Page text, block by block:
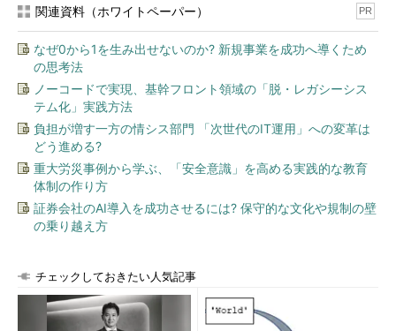
関連資料（ホワイトペーパー） PR
なぜ0から1を生み出せないのか? 新規事業を成功へ導くため
の思考法
ノーコードで実現、基幹フロント領域の「脱・レガシーシス
テム化」実践方法
負担が増す一方の情シス部門 「次世代のIT運用」への変革は
どう進める?
重大労災事例から学ぶ、「安全意識」を高める実践的な教育
体制の作り方
証券会社のAI導入を成功させるには? 保守的な文化や規制の壁
の乗り越え方
チェックしておきたい人気記事